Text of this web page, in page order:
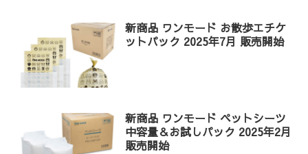
新商品 ワンモード お散歩エチケ
ットパック 2025年7月 販売開始
新商品 ワンモード ペットシーツ
中容量＆お試しパック 2025年2月
販売開始